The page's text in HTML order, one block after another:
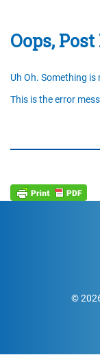
Oops,
Uh Oh. Something
This is the error
©